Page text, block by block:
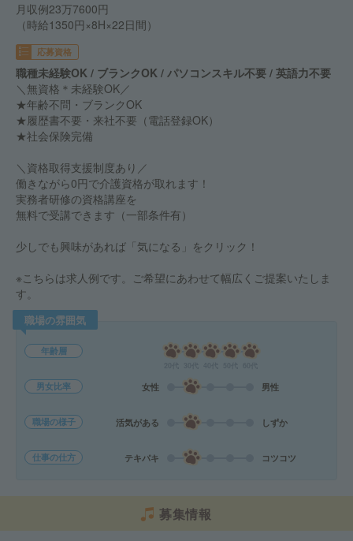
月収例23万7600円
（時給1350円×8H×22日間）
応募資格
職種未経験OK / ブランクOK / パソコンスキル不要 / 英語力不要
＼無資格＊未経験OK／
★年齢不問・ブランクOK
★履歴書不要・来社不要（電話登録OK）
★社会保険完備
＼資格取得支援制度あり／
働きながら0円で介護資格が取れます！
実務者研修の資格講座を
無料で受講できます（一部条件有）
少しでも興味があれば「気になる」をクリック！
※こちらは求人例です。ご希望にあわせて幅広くご提案いたしま
す。
職場の雰囲気
年齢層
男女比率 女性 男性
職場の様子 活気がある しずか
仕事の仕方 テキパキ コツコツ
募集情報